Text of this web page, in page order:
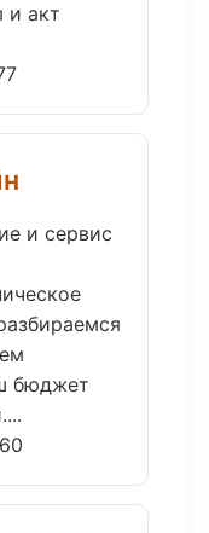
и акт
и сервис
бюджет